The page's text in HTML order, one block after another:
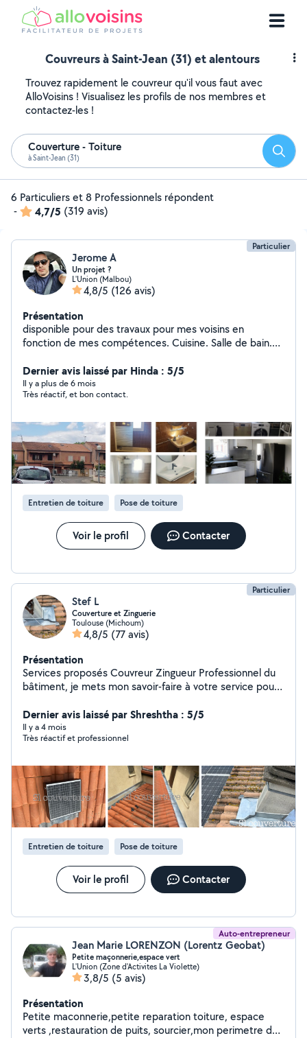
Couvreurs à Saint-Jean (31) et alentours
Trouvez rapidement le couvreur qu'il vous faut avec
AlloVoisins ! Visualisez les profils de nos membres et
contactez-les !
Couverture - Toiture
à Saint-Jean (31)
6 Particuliers et 8 Professionnels répondent
-
4,7/5 (319 avis)
Particulier
Jerome A
Un projet ?
L'Union (Malbou)
4,8/5 (126 avis)
Présentation
disponible pour des travaux pour mes voisins en
fonction de mes compétences. Cuisine. Salle de bain.
Nettoyage. Renovation N'hésitez pas car je suis sur
L'union donc pas loin. En vous remerciant et au plaisir de
pouvoir vous aider.
Dernier avis laissé par Hinda : 5/5
Il y a plus de 6 mois
Très réactif, et bon contact.
Entretien de toiture Pose de toiture
Voir le profil Contacter
Particulier
Stef L
Couverture et Zinguerie
Toulouse (Michoum)
4,8/5 (77 avis)
Présentation
Services proposés Couvreur Zingueur Professionnel du
bâtiment, je mets mon savoir-faire à votre service pour
hydrofuge (incolore ou coloré) : lavage et démoussage
de toiture Réalisation complète de couverture : pose et
rénovation de toiture Recherche et réparation de fuites
gouttières, chéneaux, raccords Entretien des espaces
verts : tonte et débroussaillage N'hésitez pas à me
contacter pour un devis ou toute information !
Dernier avis laissé par Shreshtha : 5/5
Il y a 4 mois
Très réactif et professionnel
Entretien de toiture Pose de toiture
Voir le profil Contacter
Auto-entrepreneur
Jean Marie LORENZON (Lorentz Geobat)
Petite maçonnerie,espace vert
L'Union (Zone d'Activites La Violette)
3,8/5 (5 avis)
Présentation
Petite maconnerie,petite reparation toiture, espace
verts ,restauration de puits, sourcier,mon perimetre d